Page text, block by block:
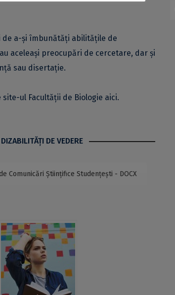
a-și îmbunătăți abilitățile de
aceleași preocupări de cercetare, dar și
sau disertație.
ul Facultății de Biologie aici.
DE VEDERE
Comunicări Științifice Studențești - DOCX